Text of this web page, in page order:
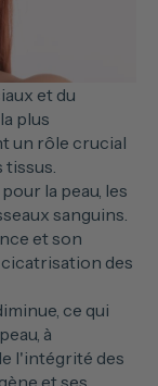
et du
plus
un rôle crucial
tissus.
la peau, les
sanguins.
et son
des
ce qui
à
l'intégrité des